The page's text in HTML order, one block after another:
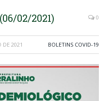
02/2021) 0
DE 2021 BOLETINS COVID-19